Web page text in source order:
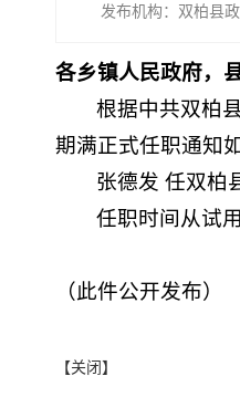
发布机构：双柏县
各乡镇人民政府，
根据中共双柏
期满正式任职通知如
张德发 任双柏
任职时间从试
（此件公开发布）
【关闭】